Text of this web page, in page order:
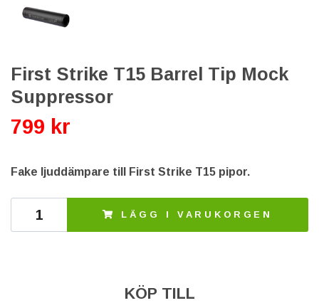
First Strike T15 Barrel Tip Mock
Suppressor
799 kr
Fake ljuddämpare till First Strike T15 pipor.
LÄGG I VARUKORGEN
KÖP TILL